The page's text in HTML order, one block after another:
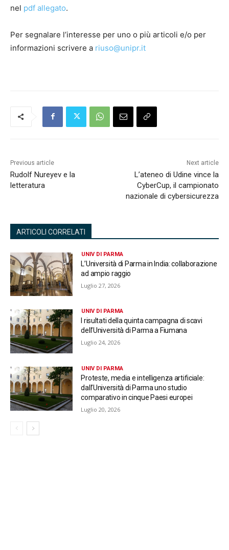
nel pdf allegato.
Per segnalare l’interesse per uno o più articoli e/o per
informazioni scrivere a riuso@unipr.it
Previous article
Rudolf Nureyev e la
letteratura
Next article
L’ateneo di Udine vince la
CyberCup, il campionato
nazionale di cybersicurezza
ARTICOLI CORRELATI
UNIV DI PARMA
L’Università di Parma in India: collaborazione
ad ampio raggio
Luglio 27, 2026
UNIV DI PARMA
I risultati della quinta campagna di scavi
dell’Università di Parma a Fiumana
Luglio 24, 2026
UNIV DI PARMA
Proteste, media e intelligenza artificiale:
dall’Università di Parma uno studio
comparativo in cinque Paesi europei
Luglio 20, 2026